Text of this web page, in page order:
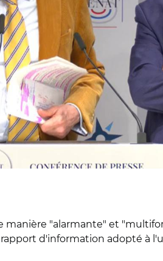
"alarmante" et
d'information adopté à